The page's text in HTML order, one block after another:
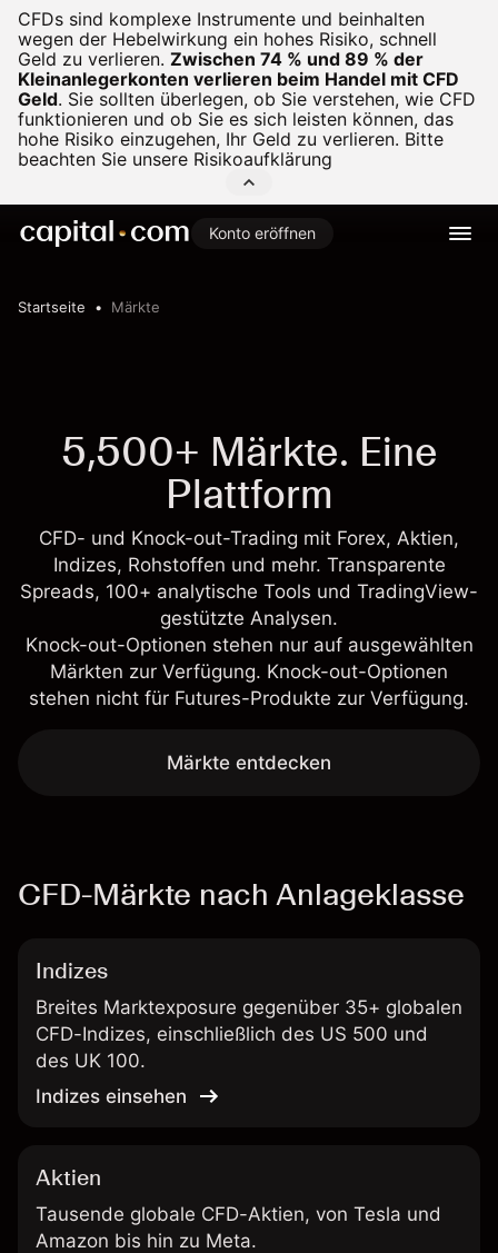
CFDs sind komplexe Instrumente und beinhalten
wegen der Hebelwirkung ein hohes Risiko, schnell
Geld zu verlieren. Zwischen 74 % und 89 % der
Kleinanlegerkonten verlieren beim Handel mit CFD
Geld. Sie sollten überlegen, ob Sie verstehen, wie CFD
funktionieren und ob Sie es sich leisten können, das
hohe Risiko einzugehen, Ihr Geld zu verlieren. Bitte
beachten Sie unsere Risikoaufklärung
Konto eröffnen
Startseite Märkte
5,500+ Märkte. Eine
Plattform
CFD- und Knock-out-Trading mit Forex, Aktien,
Indizes, Rohstoffen und mehr. Transparente
Spreads, 100+ analytische Tools und TradingView-
gestützte Analysen.
Knock-out-Optionen stehen nur auf ausgewählten
Märkten zur Verfügung. Knock-out-Optionen
stehen nicht für Futures-Produkte zur Verfügung.
Märkte entdecken
CFD-Märkte nach Anlageklasse
Indizes
Breites Marktexposure gegenüber 35+ globalen
CFD-Indizes, einschließlich des US 500 und
des UK 100.
Indizes einsehen
Aktien
Tausende globale CFD-Aktien, von Tesla und
Amazon bis hin zu Meta.